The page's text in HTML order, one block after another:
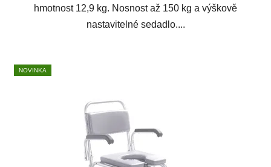
hmotnost 12,9 kg. Nosnost až 150 kg a výškově
nastavitelné sedadlo....
NOVINKA